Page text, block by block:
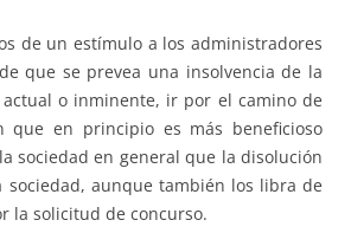
de un estímulo a los administradores
que se prevea una insolvencia de la
actual o inminente, ir por el camino de
que en principio es más beneficioso
sociedad en general que la disolución
sociedad, aunque también los libra de
la solicitud de concurso.